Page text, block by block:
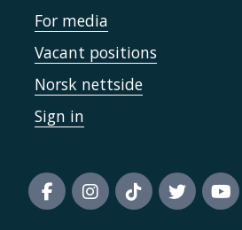
For media
Vacant positions
Norsk nettside
Sign in